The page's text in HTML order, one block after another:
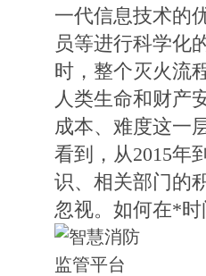
一代信息技术的
员等进行科学化
时，整个灭火流
人类生命和财产
成本、难度这一
看到，从2015年
识、相关部门的
忽视。如何在*